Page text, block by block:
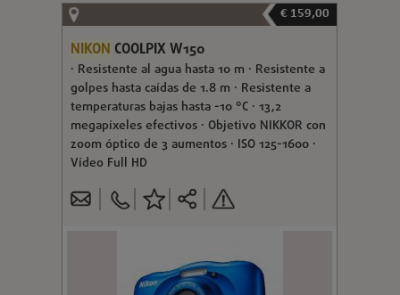
€ 159,00
NIKON COOLPIX W150
· Resistente al agua hasta 10 m · Resistente a
golpes hasta caídas de 1.8 m · Resistente a
temperaturas bajas hasta -10 °C · 13,2
megapíxeles efectivos · Objetivo NIKKOR con
zoom óptico de 3 aumentos · ISO 125-1600 ·
Vídeo Full HD